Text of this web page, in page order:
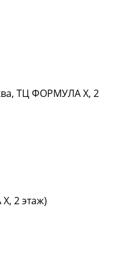
ТЦ ФОРМУЛА Х, 2
2 этаж)